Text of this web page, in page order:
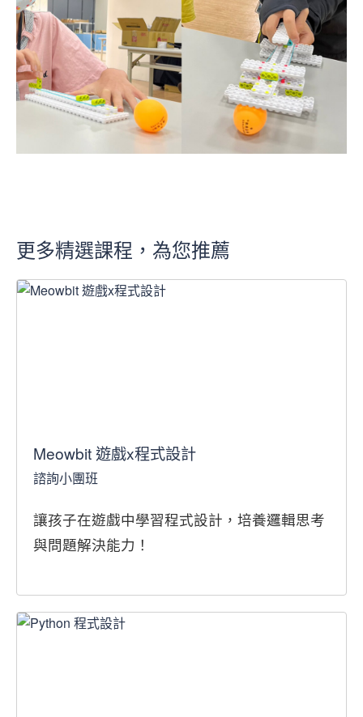
更多精選課程，為您推薦
Meowbit 遊戲x程式設計
諮詢小團班
讓孩子在遊戲中學習程式設計，培養邏輯思考
與問題解決能力！